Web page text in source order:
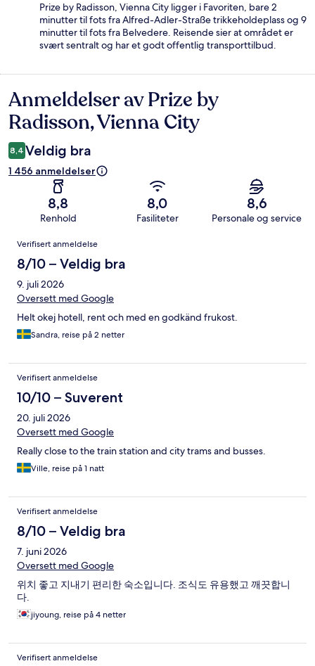
Prize by Radisson, Vienna City ligger i Favoriten, bare 2
minutter til fots fra Alfred-Adler-Straße trikkeholdeplass og 9
minutter til fots fra Belvedere. Reisende sier at området er
svært sentralt og har et godt offentlig transporttilbud.
Anmeldelser
Anmeldelser av Prize by
Radisson, Vienna City
8,4 Veldig bra
1 456 anmeldelser
8,8
Renhold
8,0
Fasiliteter
8,6
Personale og service
Anmeldelser
Verifisert anmeldelse
8/10 – Veldig bra
9. juli 2026
Oversett med Google
Helt okej hotell, rent och med en godkänd frukost.
Sandra, reise på 2 netter
Verifisert anmeldelse
10/10 – Suverent
20. juli 2026
Oversett med Google
Really close to the train station and city trams and busses.
Ville, reise på 1 natt
Verifisert anmeldelse
8/10 – Veldig bra
7. juni 2026
Oversett med Google
위치 좋고 지내기 편리한 숙소입니다. 조식도 유용했고 깨끗합니
다.
jiyoung, reise på 4 netter
Verifisert anmeldelse